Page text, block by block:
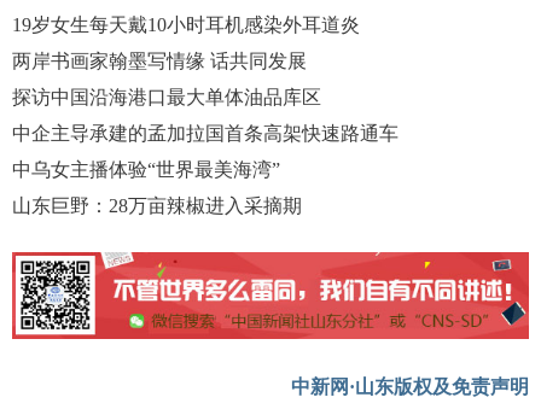
19岁女生每天戴10小时耳机感染外耳道炎
两岸书画家翰墨写情缘 话共同发展
探访中国沿海港口最大单体油品库区
中企主导承建的孟加拉国首条高架快速路通车
中乌女主播体验“世界最美海湾”
山东巨野：28万亩辣椒进入采摘期
中新网·山东版权及免责声明